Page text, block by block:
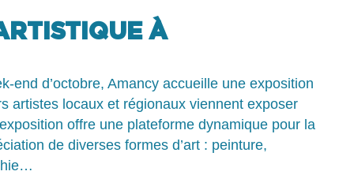
À
end d’octobre, Amancy accueille une exposition
artistes locaux et régionaux viennent exposer
offre une plateforme dynamique pour la
de diverses formes d’art : peinture,